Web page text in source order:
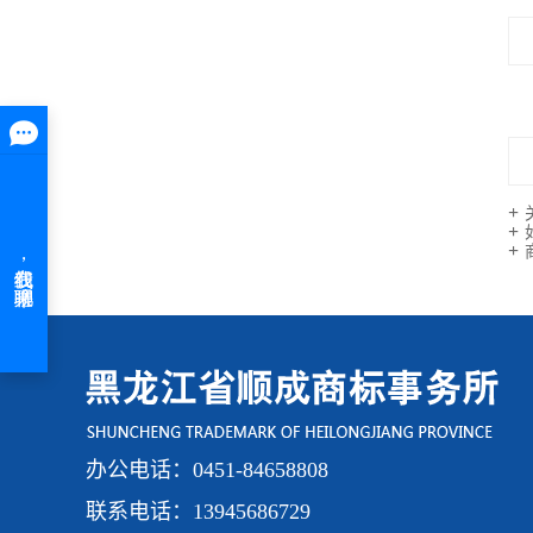
办公电话：0451-84658808
联系电话：13945686729